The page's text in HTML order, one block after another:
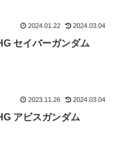
2024.01.22 2024.03.04
セイバーガンダム
2023.11.26 2024.03.04
アビスガンダム